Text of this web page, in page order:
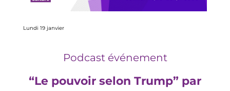
Lundi 19 janvier
Podcast événement
“Le pouvoir selon Trump” par